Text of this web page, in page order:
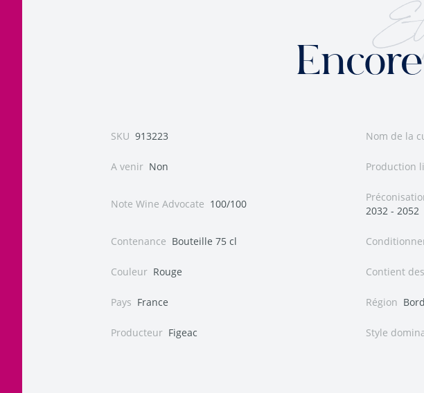
Et
SKU 913223 Nom de la
A venir Non Production
Note Wine Advocate 100/100
2032 - 2052
Contenance Bouteille 75 cl
Couleur Rouge Contient
Pays France Région
Producteur Figeac Style